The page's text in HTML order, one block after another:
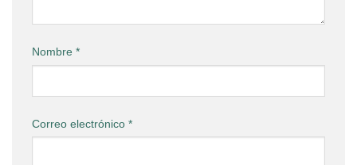
Nombre *
Correo electrónico *